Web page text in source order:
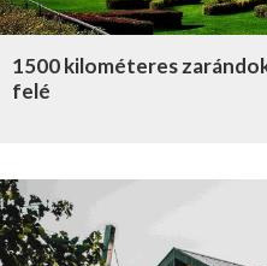
1500 kilométeres
felé